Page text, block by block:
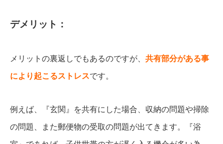
デメリット：
メリットの裏返しでもあるのですが、 共有部分がある事
により起こるストレスです。
例えば、『玄関』を共有にした場合、収納の問題や掃除
の問題、また郵便物の受取の問題が出てきます。『浴